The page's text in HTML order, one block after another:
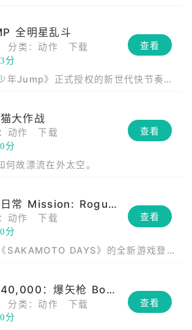
全明星乱斗
分类：动作 下载
分
查看
年Jump》正式授权的新世代快节奏
大作战
动作 下载
分
查看
何故漂流在外太空。
坂本日常 Mission: Rogue Dawn
动作 下载
分
查看
SAKAMOTO DAYS》的全新游戏登场
战锤40,000：爆矢枪 Boom
分类：动作 下载
分
查看